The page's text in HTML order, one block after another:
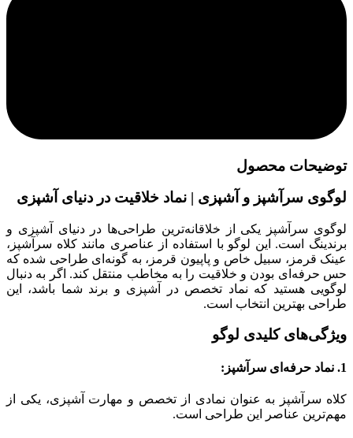
توضیحات محصول
لوگوی سرآشپز و آشپزی | نماد خلاقیت در دنیای آشپزی
لوگوی سرآشپز یکی از خلاقانه‌ترین طراحی‌ها در دنیای آشپزی و
برندینگ است. این لوگو با استفاده از عناصری مانند کلاه سرآشپز،
عینک قرمز، سبیل خاص و پاپیون قرمز، به گونه‌ای طراحی شده که
حس حرفه‌ای بودن و خلاقیت را به مخاطب منتقل کند. اگر به دنبال
لوگویی هستید که نماد تخصص در آشپزی و برند شما باشد، این
طراحی بهترین انتخاب است.
ویژگی‌های کلیدی لوگو
1. نماد حرفه‌ای سرآشپز:
کلاه سرآشپز به عنوان نمادی از تخصص و مهارت آشپزی، یکی از
مهم‌ترین عناصر این طراحی است.